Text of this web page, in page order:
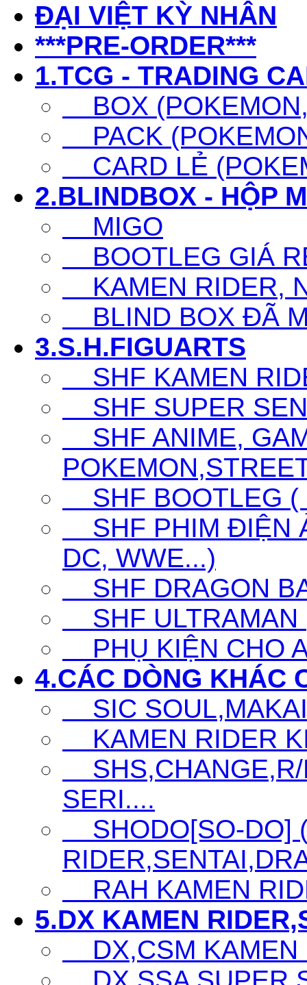
ĐẠI VIỆT KỲ NHÂN
***PRE-ORDER***
1.TCG - TRADING
BOX
PACK
CARD LẺ
2.BLINDBOX - HỘP
MIGO
BOOTLEG GIÁ
KAMEN RIDER,
BLIND BOX ĐÃ
3.S.H.FIGUARTS
SHF KAMEN
SHF SUPER
SHF ANIME,
SHF BOOTLEG (
SHF PHIM ĐIỆN
DC, WWE...)
SHF DRAGON
SHF ULTRAMAN
PHỤ KIỆN CHO
4.CÁC DÒNG KHÁC
SIC
KAMEN RIDER
SHS,CHANGE,R/
SERI....
SHODO[SO-DO]
RAH KAMEN
5.DX KAMEN
DX,CSM KAMEN